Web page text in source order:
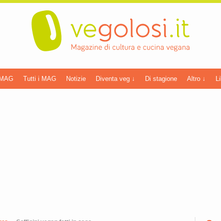
Tutti i MAG Notizie Diventa veg ↓ Di stagione Altro ↓